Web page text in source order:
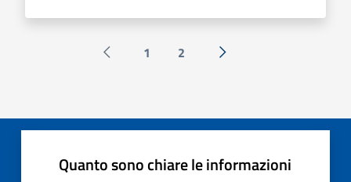
Pagina precedente
1 2 Successiva »
Quanto sono chiare le informazioni